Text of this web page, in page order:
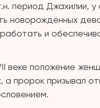
период Джахилии,
новорождённых
и
веке положение
пророк призывал